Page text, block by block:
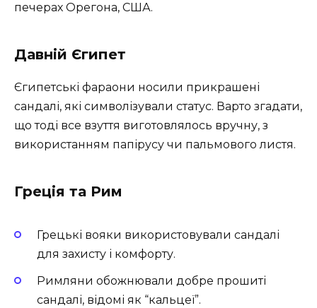
печерах Орегона, США.
Давній Єгипет
Єгипетські фараони носили прикрашені
сандалі, які символізували статус. Варто згадати,
що тоді все взуття виготовлялось вручну, з
використанням папірусу чи пальмового листя.
Греція та Рим
Грецькі вояки використовували сандалі
для захисту і комфорту.
Римляни обожнювали добре прошиті
сандалі, відомі як “кальцеї”.